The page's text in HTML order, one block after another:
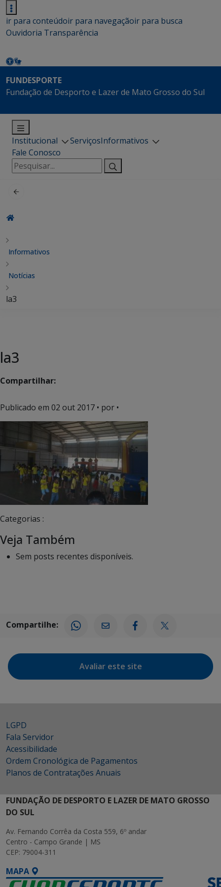
ir para conteúdoir para navegaçãoir para busca
Ouvidoria Transparência
FUNDESPORTE
Fundação de Desporto e Lazer de Mato Grosso do Sul
Institucional ServiçosInformativos
Fale Conosco
Pesquisar
por:
Informativos
Notícias
la3
la3
Compartilhar:
Publicado em 02 out 2017 • por •
Categorias :
Veja Também
Sem posts recentes disponíveis.
Compartilhe:
Avaliar este site
LGPD
Fala Servidor
Acessibilidade
Ordem Cronológica de Pagamentos
Planos de Contratações Anuais
FUNDAÇÃO DE DESPORTO E LAZER DE MATO GROSSO
DO SUL
Av. Fernando Corrêa da Costa 559, 6º andar
Centro - Campo Grande | MS
CEP: 79004-311
MAPA